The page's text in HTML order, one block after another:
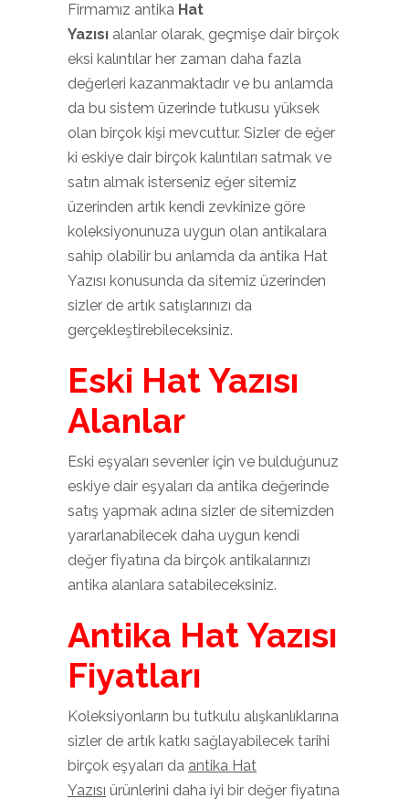
Firmamız antika Hat
Yazısı alanlar olarak, geçmişe dair birçok
eksi kalıntılar her zaman daha fazla
değerleri kazanmaktadır ve bu anlamda
da bu sistem üzerinde tutkusu yüksek
olan birçok kişi mevcuttur. Sizler de eğer
ki eskiye dair birçok kalıntıları satmak ve
satın almak isterseniz eğer sitemiz
üzerinden artık kendi zevkinize göre
koleksiyonunuza uygun olan antikalara
sahip olabilir bu anlamda da antika Hat
Yazısı konusunda da sitemiz üzerinden
sizler de artık satışlarınızı da
gerçekleştirebileceksiniz.
Eski Hat Yazısı
Alanlar
Eski eşyaları sevenler için ve bulduğunuz
eskiye dair eşyaları da antika değerinde
satış yapmak adına sizler de sitemizden
yararlanabilecek daha uygun kendi
değer fiyatına da birçok antikalarınızı
antika alanlara satabileceksiniz.
Antika Hat Yazısı
Fiyatları
Koleksiyonların bu tutkulu alışkanlıklarına
sizler de artık katkı sağlayabilecek tarihi
birçok eşyaları da antika Hat
Yazısı ürünlerini daha iyi bir değer fiyatına